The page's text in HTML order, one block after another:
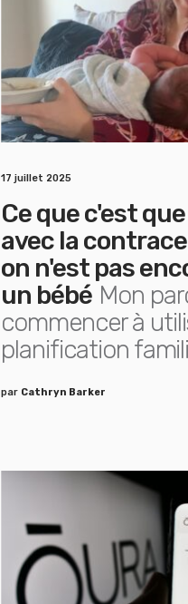
17 juillet 2025
Ce que c'est
avec la
on n'est pas
un bébé Mon
commencer à
planification
par Cathryn Barker